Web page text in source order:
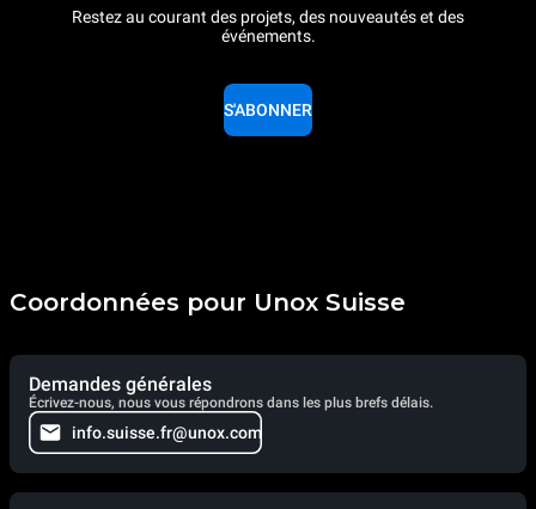
Restez au courant des projets, des nouveautés et des
événements.
S'ABONNER
Coordonnées pour Unox Suisse
Demandes générales
Écrivez-nous, nous vous répondrons dans les plus brefs délais.
info.suisse.fr@unox.com